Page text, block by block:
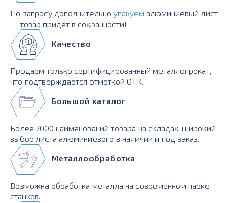
По запросу дополнительно упакуем алюминиевый лист
— товар придет в сохранности!
Качество
Продаем только сертифицированный металлопрокат,
что подтверждается отметкой ОТК.
Большой каталог
Более 7000 наименований товара на складах, широкий
выбор листа алюминиевого в наличии и под заказ.
Металлообработка
Возможна обработка металла на современном парке
станков.